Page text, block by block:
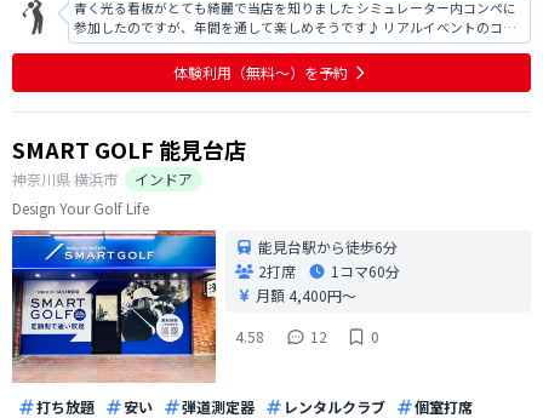
青く光る看板がとても綺麗で当店を知りました シミュレーター内コンペに
参加したのですが、年間を通して楽しめそうです♪ リアルイベントのコン
ペにも行ってみたいです！
体験利用（無料〜）を予約
SMART GOLF 能見台店
神奈川県横浜市
インドア
Design Your Golf Life
能見台駅から徒歩6分
2打席
1コマ60分
月額 4,400円〜
4.58
12 0
打ち放題 安い 弾道測定器 レンタルクラブ
個室打席